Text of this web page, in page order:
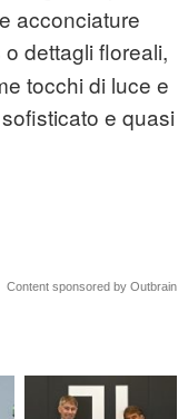
acconciature
dettagli floreali,
tocchi di luce e
e quasi
Content sponsored by Outbrain